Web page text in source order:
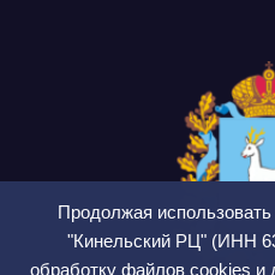
Продолжая
"Кинельский РЦ" (ИНН
обработку файлов cookies и